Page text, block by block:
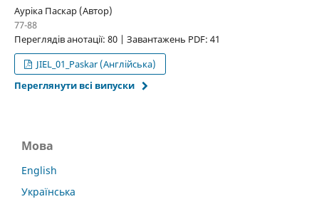
Ауріка Паскар (Автор)
77-88
Переглядів анотації: 80 | Завантажень PDF: 41
JIEL_01_Paskar (Англійська)
Переглянути всі випуски
Мова
English
Українська